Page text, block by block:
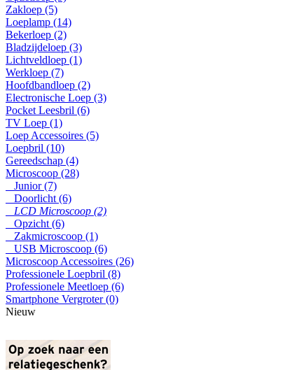
Zakloep (5)
Loeplamp (14)
Bekerloep (2)
Bladzijdeloep (3)
Lichtveldloep (1)
Werkloep (7)
Hoofdbandloep (2)
Electronische Loep (3)
Pocket Leesbril (6)
TV Loep (1)
Loep Accessoires (5)
Loepbril (10)
Gereedschap (4)
Microscoop (28)
Junior (7)
Doorlicht (6)
LCD Microscoop (2)
Opzicht (6)
Zakmicroscoop (1)
USB Microscoop (6)
Microscoop Accessoires (26)
Professionele Loepbril (8)
Professionele Meetloep (6)
Smartphone Vergroter (0)
Nieuw